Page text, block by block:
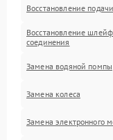
Восстановление
Восстановление
соединения
Замена водяной помпы
Замена колеса
Замена электронного